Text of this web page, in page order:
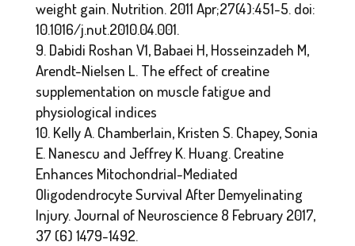
weight gain. Nutrition. 2011 Apr;27(4):451-5. doi:
10.1016/j.nut.2010.04.001.
Dabidi Roshan V1, Babaei H, Hosseinzadeh M,
Arendt-Nielsen L. The effect of creatine
supplementation on muscle fatigue and
physiological indices
Kelly A. Chamberlain, Kristen S. Chapey, Sonia
E. Nanescu and Jeffrey K. Huang. Creatine
Enhances Mitochondrial-Mediated
Oligodendrocyte Survival After Demyelinating
Injury. Journal of Neuroscience 8 February 2017,
37 (6) 1479-1492.